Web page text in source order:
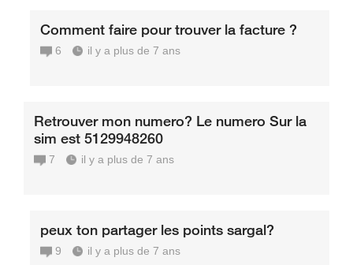
Comment faire pour trouver la facture ?
6 il y a plus de 7 ans
Retrouver mon numero? Le numero Sur la
sim est 5129948260
7 il y a plus de 7 ans
peux ton partager les points sargal?
9 il y a plus de 7 ans